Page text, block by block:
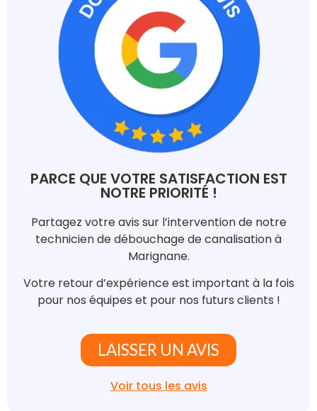
PARCE QUE VOTRE SATISFACTION EST
NOTRE PRIORITÉ !
Partagez votre avis sur l’intervention de notre
technicien de débouchage de canalisation à
Marignane.
Votre retour d’expérience est important à la fois
pour nos équipes et pour nos futurs clients !
LAISSER UN AVIS
Voir tous les avis